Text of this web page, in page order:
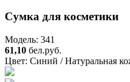
Сумка для косметики
Модель: 341
61,10 бел.руб.
Цвет: Синий / Натуральная